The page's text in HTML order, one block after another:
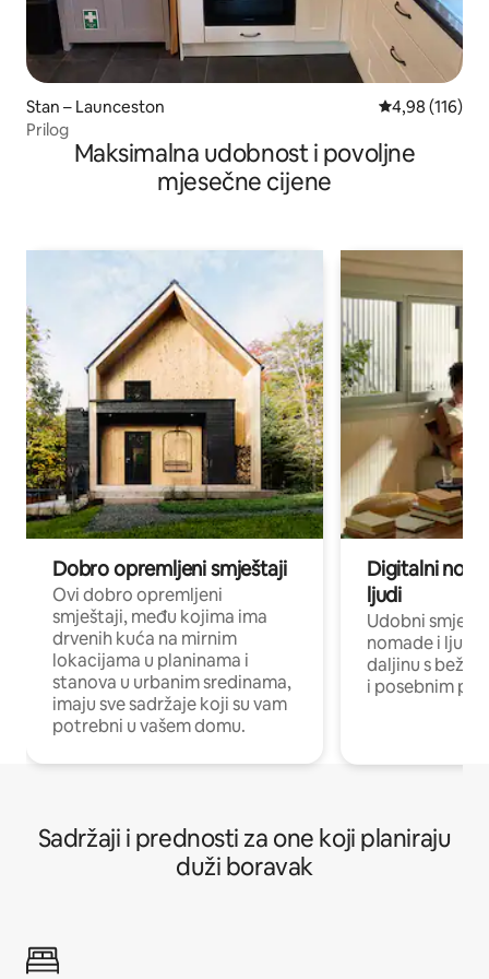
Stan – Launceston Prosječna
4,98 (116)
Prilog
Maksimalna udobnost i povoljne
mjesečne cijene
Dobro opremljeni smještaji
Ovi dobro opremljeni
smještaji, među kojima ima
drvenih kuća na mirnim
lokacijama u planinama i
stanova u urbanim sredinama,
imaju sve sadržaje koji su vam
potrebni u vašem domu.
Digitalni
ljudi
Udobni
nomade i ljude
daljinu s
i posebnim
Sadržaji i prednosti za one koji planiraju
duži boravak